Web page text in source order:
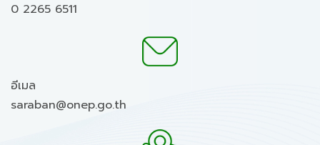
0 2265 6511
อีเมล
saraban@onep.go.th